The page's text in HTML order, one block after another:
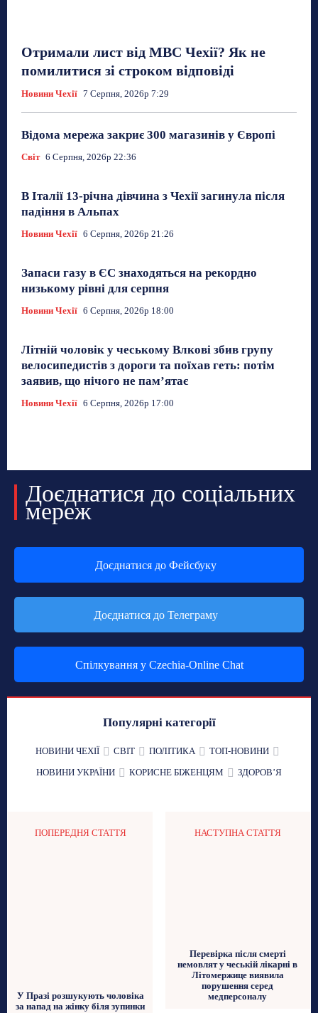
Отримали лист від МВС Чехії? Як не
помилитися зі строком відповіді
Новини Чехії 7 Серпня, 2026р 7:29
Відома мережа закриє 300 магазинів у Європі
Світ 6 Серпня, 2026р 22:36
В Італії 13-річна дівчина з Чехії загинула після
падіння в Альпах
Новини Чехії 6 Серпня, 2026р 21:26
Запаси газу в ЄС знаходяться на рекордно
низькому рівні для серпня
Новини Чехії 6 Серпня, 2026р 18:00
Літній чоловік у чеському Влкові збив групу
велосипедистів з дороги та поїхав геть: потім
заявив, що нічого не пам’ятає
Новини Чехії 6 Серпня, 2026р 17:00
Доєднатися до соціальних
мереж
Доєднатися до Фейсбуку
Доєднатися до Телеграму
Спілкування у Czechia-Online Chat
Популярні категорії
НОВИНИ ЧЕХІЇ СВІТ ПОЛІТИКА
ТОП-НОВИНИ
НОВИНИ УКРАЇНИ
КОРИСНЕ БІЖЕНЦЯМ ЗДОРОВʼЯ
ПОПЕРЕДНЯ СТАТТЯ
У Празі розшукують чоловіка
за напад на жінку біля зупинки
НАСТУПНА СТАТТЯ
Перевірка після смерті
немовлят у чеській лікарні в
Літомержице виявила
порушення серед
медперсоналу